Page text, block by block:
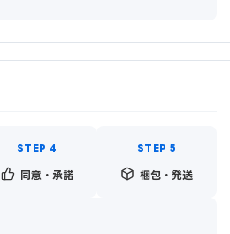
同意・承諾 梱包・発送